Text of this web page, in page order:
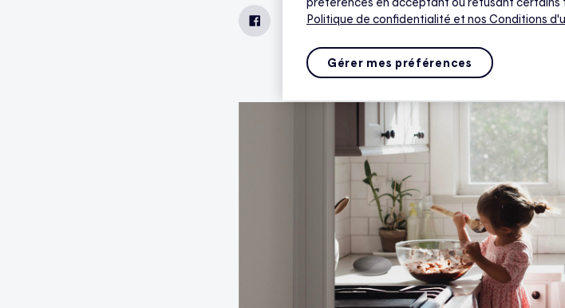
FacebookLinkedIn
Politique de confidentialité et nos Conditions
Gérer mes préférences